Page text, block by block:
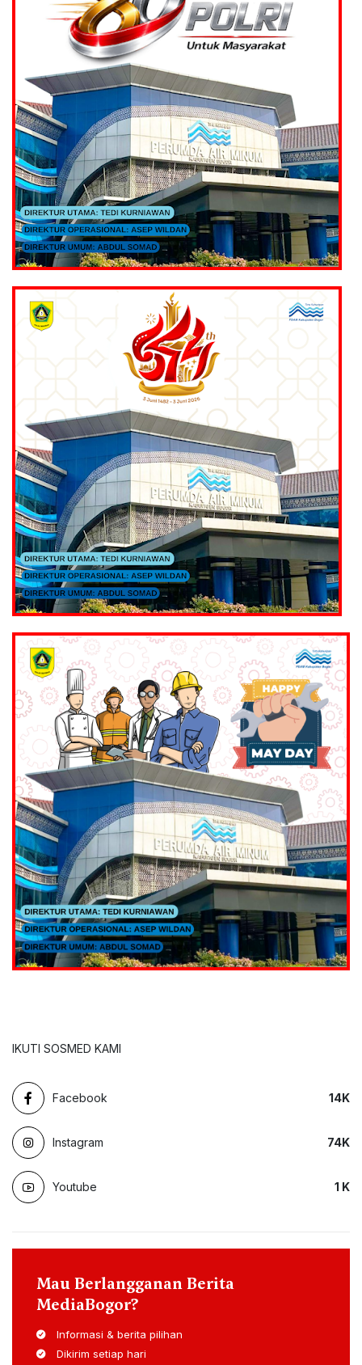
IKUTI SOSMED KAMI
Facebook 14K
Instagram 74K
Youtube 1 K
Mau Berlangganan Berita
MediaBogor?
Informasi & berita pilihan
Dikirim setiap hari